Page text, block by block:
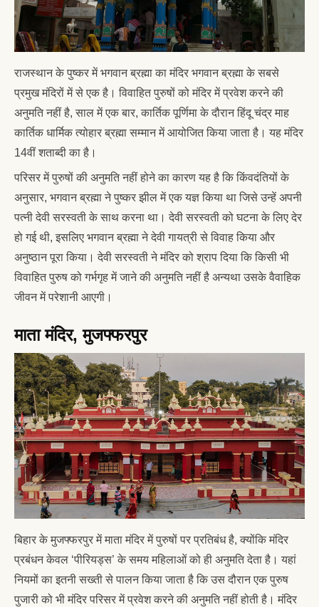
राजस्थान के पुष्कर में भगवान ब्रह्मा का मंदिर भगवान ब्रह्मा के सबसे
प्रमुख मंदिरों में से एक है। विवाहित पुरुषों को मंदिर में प्रवेश करने की
अनुमति नहीं है, साल में एक बार, कार्तिक पूर्णिमा के दौरान हिंदू चंद्र माह
कार्तिक धार्मिक त्योहार ब्रह्मा सम्मान में आयोजित किया जाता है। यह मंदिर
14वीं शताब्दी का है।
परिसर में पुरुषों की अनुमति नहीं होने का कारण यह है कि किंवदंतियों के
अनुसार, भगवान ब्रह्मा ने पुष्कर झील में एक यज्ञ किया था जिसे उन्हें अपनी
पत्नी देवी सरस्वती के साथ करना था। देवी सरस्वती को घटना के लिए देर
हो गई थी, इसलिए भगवान ब्रह्मा ने देवी गायत्री से विवाह किया और
अनुष्ठान पूरा किया। देवी सरस्वती ने मंदिर को श्राप दिया कि किसी भी
विवाहित पुरुष को गर्भगृह में जाने की अनुमति नहीं है अन्यथा उसके वैवाहिक
जीवन में परेशानी आएगी।
माता मंदिर, मुजफ्फरपुर
बिहार के मुजफ्फरपुर में माता मंदिर में पुरुषों पर प्रतिबंध है, क्योंकि मंदिर
प्रबंधन केवल ‘पीरियड्स’ के समय महिलाओं को ही अनुमति देता है। यहां
नियमों का इतनी सख्ती से पालन किया जाता है कि उस दौरान एक पुरुष
पुजारी को भी मंदिर परिसर में प्रवेश करने की अनुमति नहीं होती है। मंदिर